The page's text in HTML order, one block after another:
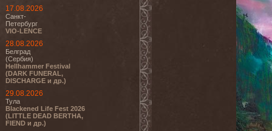
17.08.2026
Санкт-
Петербург
VIO-LENCE
28.08.2026
Белград
(Сербия)
Hellhammer Festival
(DARK FUNERAL,
DISCHARGE и др.)
29.08.2026
Тула
Blackened Life Fest 2026
(LITTLE DEAD BERTHA,
FIEND и др.)